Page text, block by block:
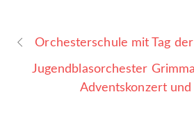
Orchesterschule mit Tag
Jugendblasorchester
Adventskonzert und